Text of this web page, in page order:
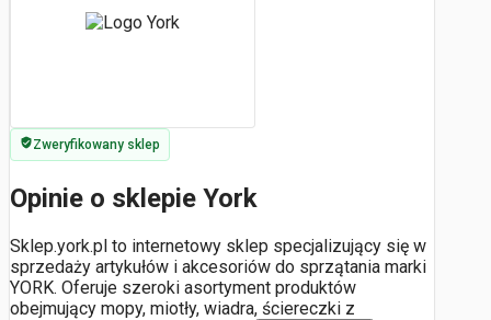
Zweryfikowany sklep
Opinie o sklepie York
Sklep.york.pl to internetowy sklep specjalizujący się w
sprzedaży artykułów i akcesoriów do sprzątania marki
YORK. Oferuje szeroki asortyment produktów
obejmujący mopy, miotły, wiadra, ściereczki z